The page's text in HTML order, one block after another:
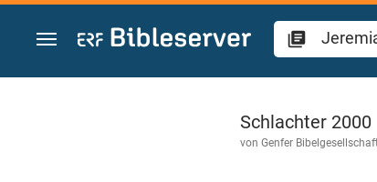
Zum Inhalt springen
Jeremia 31
Schlachter 2000
von Genfer